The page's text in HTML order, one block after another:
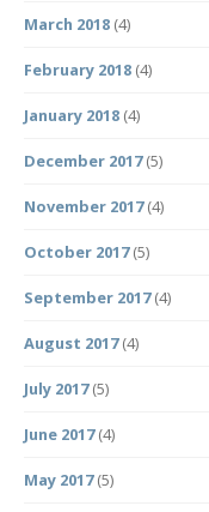
March 2018 (4)
February 2018 (4)
January 2018 (4)
December 2017(5)
November 2017(4)
October 2017(5)
September 2017(4)
August 2017(4)
July 2017(5)
June 2017(4)
May 2017(5)